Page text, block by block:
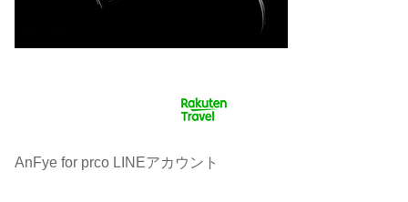
AnFye for prco LINEアカウント